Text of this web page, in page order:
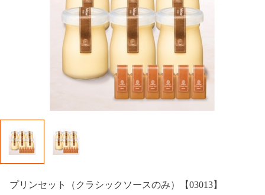
プリンセット（クラシックソースのみ）【03013】